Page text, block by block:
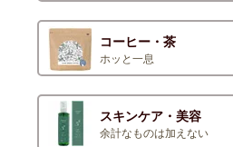
コーヒー・茶
ホッと一息
スキンケア・美容
余計なものは加えない